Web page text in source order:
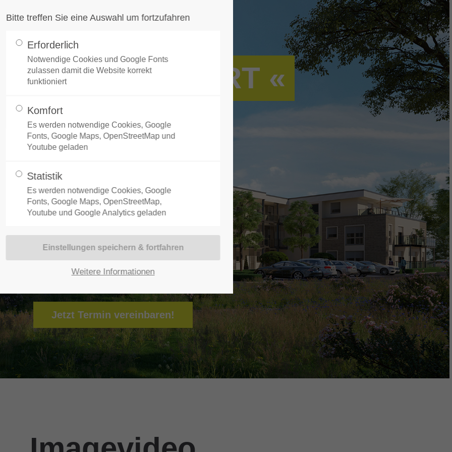
ipsum dolor sit amet:
/
support for our
8:00am - 5:00pm
Cybersteel Inc.
376-293 City Road, Suite
Have any questions?
info@yourdomain.com
About us
Lorem ipsum dolor sit
amet, consectetuer
Aenean commodo ligula eget
Donec quam felis, ultricies
nec.
» WIENORT «
Sendenhorst!
Jetzt Termin vereinbaren!
Bitte treffen Sie eine Auswahl um fortzufahren
Erforderlich
Notwendige Cookies und Google Fonts
zulassen damit die Website korrekt
funktioniert
Komfort
Es werden notwendige Cookies, Google
Fonts, Google Maps, OpenStreetMap und
Youtube geladen
Statistik
Es werden notwendige Cookies, Google
Fonts, Google Maps, OpenStreetMap,
Youtube und Google Analytics geladen
Weitere Informationen